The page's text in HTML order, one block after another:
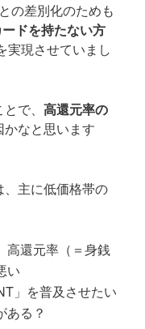
の差別化のためも
ドを持たない方
実現させていまし
とで、高還元率の
なと思います
、主に低価格帯の
高還元率（＝身銭
い
」を普及させたい
ある？